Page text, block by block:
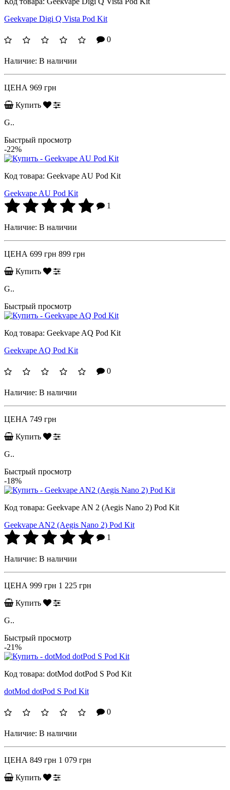
Geekvape Digi Q Vista Pod Kit
0
Наличие: В наличии
ЦЕНА 969 грн
Купить
G..
Быстрый просмотр
-22%
Код товара: Geekvape AU Pod Kit
Geekvape AU Pod Kit
1
Наличие: В наличии
ЦЕНА 699 грн 899 грн
Купить
G..
Быстрый просмотр
Код товара: Geekvape AQ Pod Kit
Geekvape AQ Pod Kit
0
Наличие: В наличии
ЦЕНА 749 грн
Купить
G..
Быстрый просмотр
-18%
Код товара: Geekvape AN 2 (Aegis Nano 2) Pod Kit
Geekvape AN2 (Aegis Nano 2) Pod Kit
1
Наличие: В наличии
ЦЕНА 999 грн 1 225 грн
Купить
G..
Быстрый просмотр
-21%
Код товара: dotMod dotPod S Pod Kit
dotMod dotPod S Pod Kit
0
Наличие: В наличии
ЦЕНА 849 грн 1 079 грн
Купить